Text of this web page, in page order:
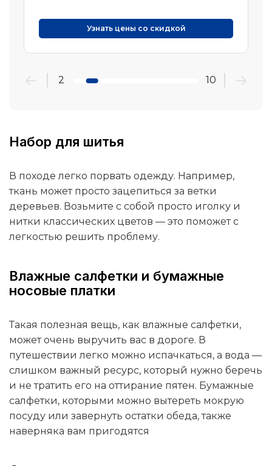
Узнать цены со скидкой
2 10
Набор для шитья
В походе легко порвать одежду. Например,
ткань может просто зацепиться за ветки
деревьев. Возьмите с собой просто иголку и
нитки классических цветов — это поможет с
легкостью решить проблему.
Влажные салфетки и бумажные
носовые платки
Такая полезная вещь, как влажные салфетки,
может очень выручить вас в дороге. В
путешествии легко можно испачкаться, а вода —
слишком важный ресурс, который нужно беречь
и не тратить его на оттирание пятен. Бумажные
салфетки, которыми можно вытереть мокрую
посуду или завернуть остатки обеда, также
наверняка вам пригодятся